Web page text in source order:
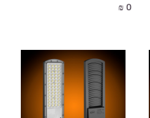
0 ₪
وأسلاك
BOX